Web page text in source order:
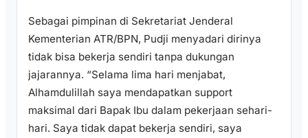
Sebagai pimpinan di Sekretariat Jenderal
Kementerian ATR/BPN, Pudji menyadari dirinya
tidak bisa bekerja sendiri tanpa dukungan
jajarannya. “Selama lima hari menjabat,
Alhamdulillah saya mendapatkan support
maksimal dari Bapak Ibu dalam pekerjaan sehari-
hari. Saya tidak dapat bekerja sendiri, saya